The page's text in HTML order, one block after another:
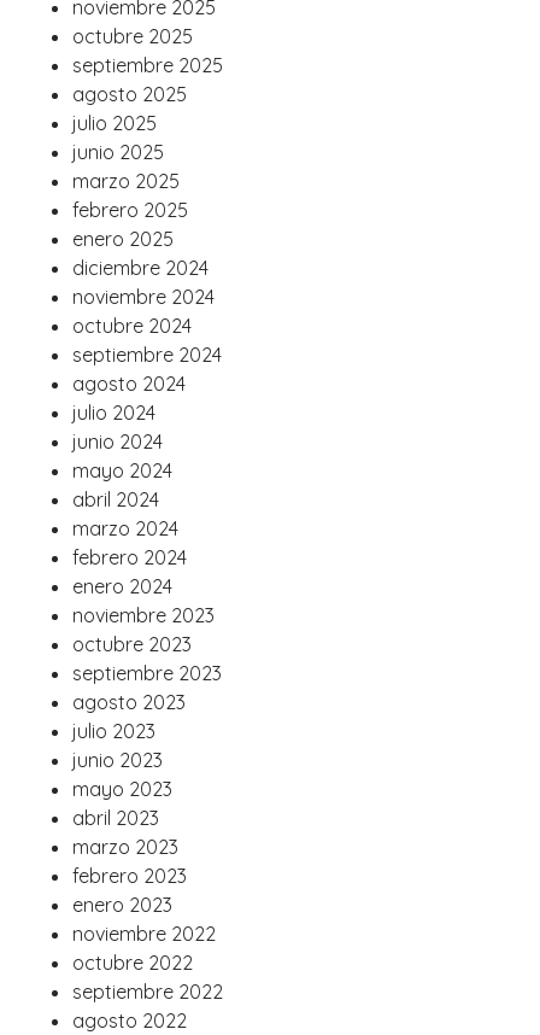
noviembre 2025
octubre 2025
septiembre 2025
agosto 2025
julio 2025
junio 2025
marzo 2025
febrero 2025
enero 2025
diciembre 2024
noviembre 2024
octubre 2024
septiembre 2024
agosto 2024
julio 2024
junio 2024
mayo 2024
abril 2024
marzo 2024
febrero 2024
enero 2024
noviembre 2023
octubre 2023
septiembre 2023
agosto 2023
julio 2023
junio 2023
mayo 2023
abril 2023
marzo 2023
febrero 2023
enero 2023
noviembre 2022
octubre 2022
septiembre 2022
agosto 2022